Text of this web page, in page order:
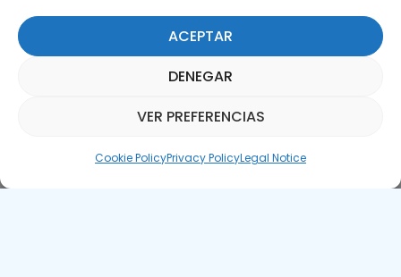
ACEPTAR
DENEGAR
VER PREFERENCIAS
Cookie PolicyPrivacy PolicyLegal Notice